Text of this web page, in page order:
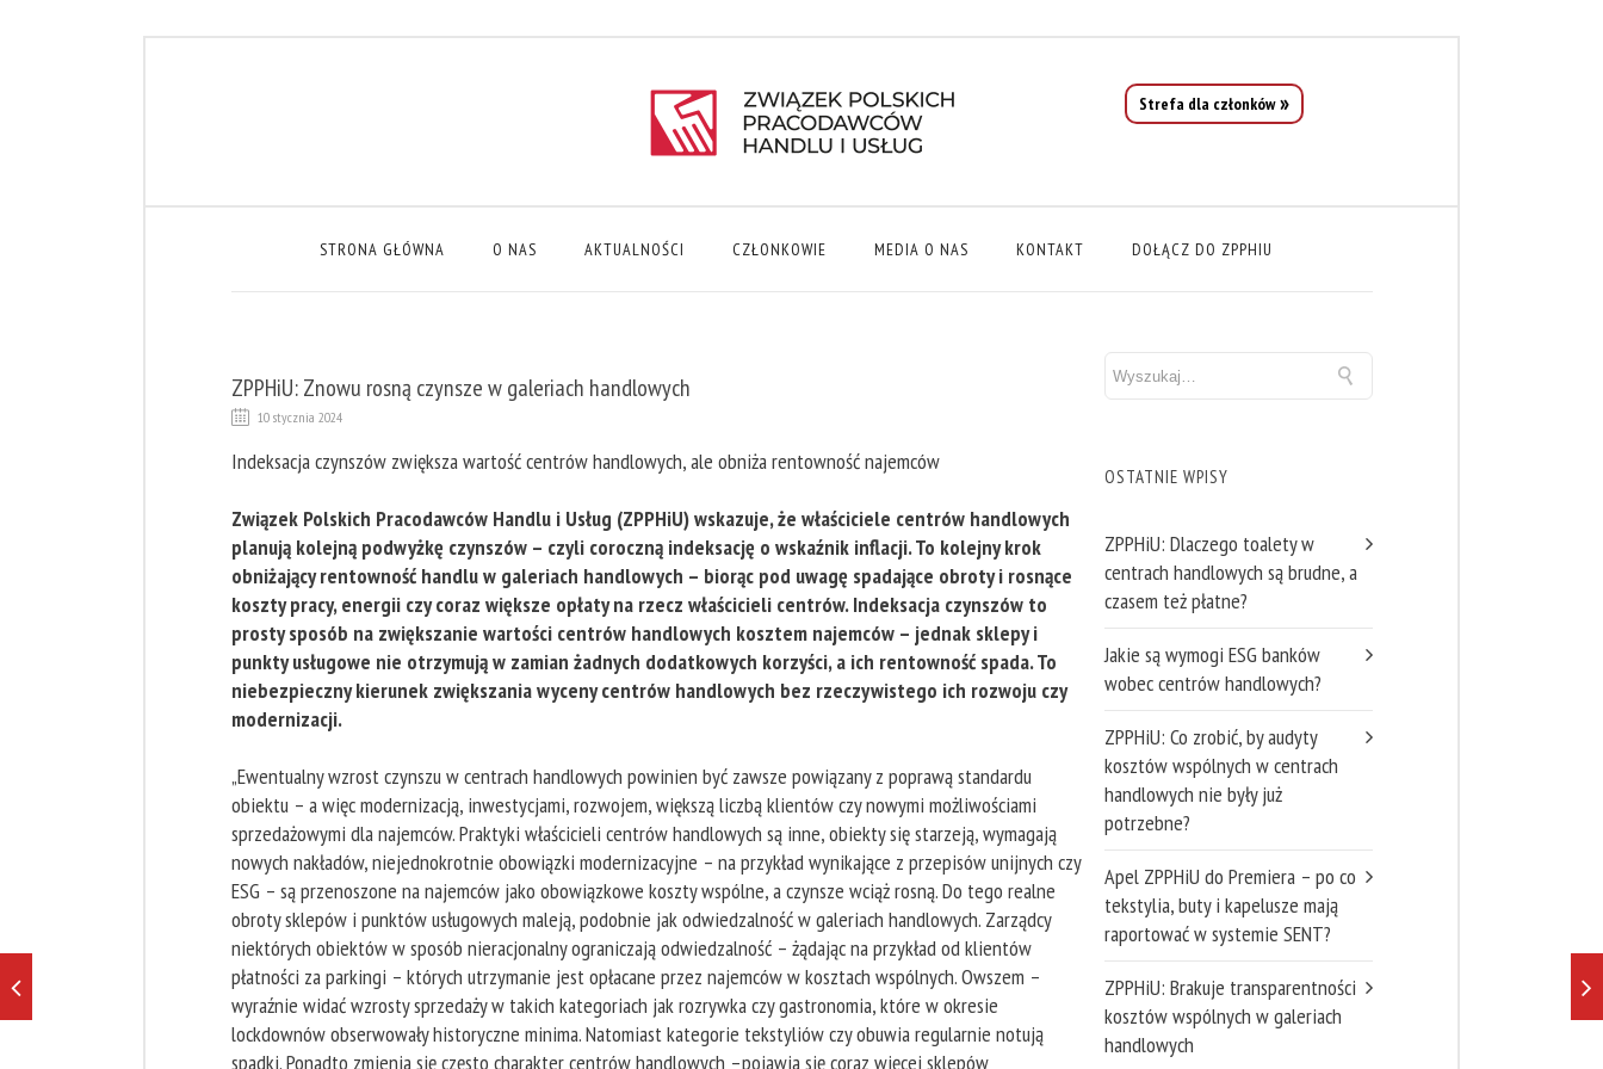
Strefa dla członków
STRONA GŁÓWNA O NAS AKTUALNOŚCI CZŁONKOWIE MEDIA O NAS KONTAKT DOŁĄCZ DO ZPPHIU
ZPPHiU: Znowu rosną czynsze w galeriach handlowych
10 stycznia 2024
Indeksacja czynszów zwiększa wartość centrów handlowych, ale obniża rentowność najemców
Związek Polskich Pracodawców Handlu i Usług (ZPPHiU) wskazuje, że właściciele centrów handlowych
planują kolejną podwyżkę czynszów – czyli coroczną indeksację o wskaźnik inflacji. To kolejny krok
obniżający rentowność handlu w galeriach handlowych – biorąc pod uwagę spadające obroty i rosnące
koszty pracy, energii czy coraz większe opłaty na rzecz właścicieli centrów. Indeksacja czynszów to
prosty sposób na zwiększanie wartości centrów handlowych kosztem najemców – jednak sklepy i
punkty usługowe nie otrzymują w zamian żadnych dodatkowych korzyści, a ich rentowność spada. To
niebezpieczny kierunek zwiększania wyceny centrów handlowych bez rzeczywistego ich rozwoju czy
modernizacji.
„Ewentualny wzrost czynszu w centrach handlowych powinien być zawsze powiązany z poprawą standardu
obiektu – a więc modernizacją, inwestycjami, rozwojem, większą liczbą klientów czy nowymi możliwościami
sprzedażowymi dla najemców. Praktyki właścicieli centrów handlowych są inne, obiekty się starzeją, wymagają
nowych nakładów, niejednokrotnie obowiązki modernizacyjne – na przykład wynikające z przepisów unijnych czy
ESG – są przenoszone na najemców jako obowiązkowe koszty wspólne, a czynsze wciąż rosną. Do tego realne
obroty sklepów i punktów usługowych maleją, podobnie jak odwiedzalność w galeriach handlowych. Zarządcy
niektórych obiektów w sposób nieracjonalny ograniczają odwiedzalność – żądając na przykład od klientów
płatności za parkingi – których utrzymanie jest opłacane przez najemców w kosztach wspólnych. Owszem –
wyraźnie widać wzrosty sprzedaży w takich kategoriach jak rozrywka czy gastronomia, które w okresie
lockdownów obserwowały historyczne minima. Natomiast kategorie tekstyliów czy obuwia regularnie notują
spadki. Ponadto zmienia się często charakter centrów handlowych –pojawia się coraz więcej sklepów
OSTATNIE WPISY
ZPPHiU: Dlaczego toalety w
centrach handlowych są brudne, a
czasem też płatne?
Jakie są wymogi ESG banków
wobec centrów handlowych?
ZPPHiU: Co zrobić, by audyty
kosztów wspólnych w centrach
handlowych nie były już
potrzebne?
Apel ZPPHiU do Premiera – po co
tekstylia, buty i kapelusze mają
raportować w systemie SENT?
ZPPHiU: Brakuje transparentności
kosztów wspólnych w galeriach
handlowych